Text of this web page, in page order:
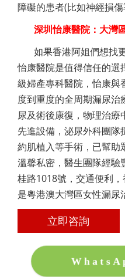
障礙的患者(比如神經損傷
深圳怡康醫院：大灣
如果香港阿姐們想找
怡康醫院是值得信任的選
級婦產專科醫院，怡康與
度到重度的全周期漏尿
尿及術後康復，物理治
先進設備，泌尿外科團
約肌植入等手術，已幫助
溫馨私密，醫生團隊經驗
桂路1018號，交通便利
是粵港澳大灣區女性漏尿
立即咨詢